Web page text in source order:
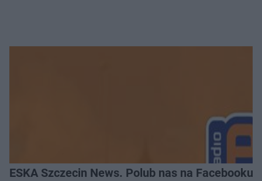
ESKA Szczecin News. Polub nas na Facebooku!